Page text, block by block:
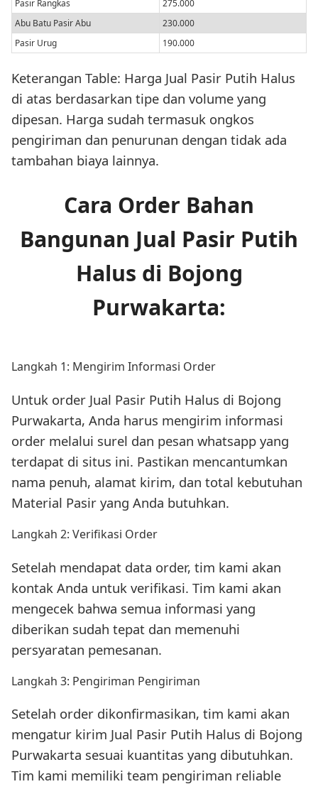
Pasir Rangkas
275.000
Abu Batu Pasir Abu
230.000
Pasir Urug
190.000
Keterangan Table: Harga Jual Pasir Putih Halus
di atas berdasarkan tipe dan volume yang
dipesan. Harga sudah termasuk ongkos
pengiriman dan penurunan dengan tidak ada
tambahan biaya lainnya.
Cara Order Bahan
Bangunan Jual Pasir Putih
Halus di Bojong
Purwakarta:
Langkah 1: Mengirim Informasi Order
Untuk order Jual Pasir Putih Halus di Bojong
Purwakarta, Anda harus mengirim informasi
order melalui surel dan pesan whatsapp yang
terdapat di situs ini. Pastikan mencantumkan
nama penuh, alamat kirim, dan total kebutuhan
Material Pasir yang Anda butuhkan.
Langkah 2: Verifikasi Order
Setelah mendapat data order, tim kami akan
kontak Anda untuk verifikasi. Tim kami akan
mengecek bahwa semua informasi yang
diberikan sudah tepat dan memenuhi
persyaratan pemesanan.
Langkah 3: Pengiriman Pengiriman
Setelah order dikonfirmasikan, tim kami akan
mengatur kirim Jual Pasir Putih Halus di Bojong
Purwakarta sesuai kuantitas yang dibutuhkan.
Tim kami memiliki team pengiriman reliable